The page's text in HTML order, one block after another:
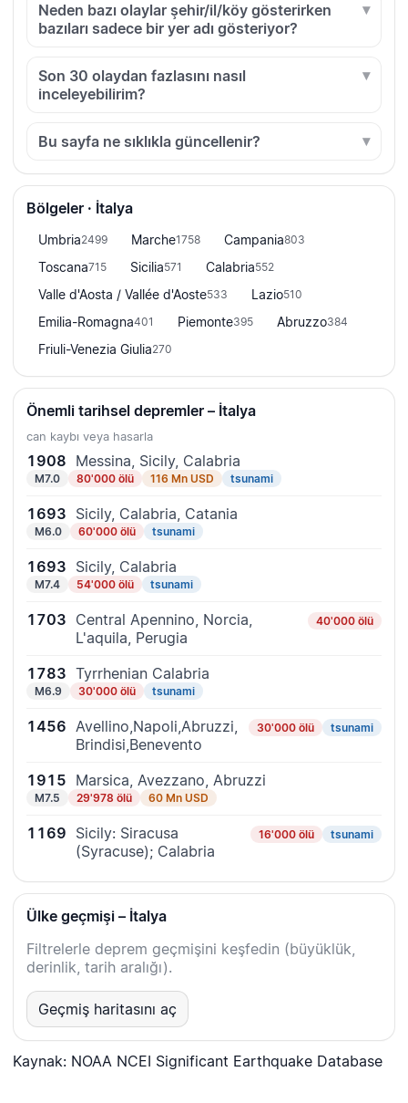
Neden bazı olaylar şehir/il/köy gösterirken
bazıları sadece bir yer adı gösteriyor?
Son 30 olaydan fazlasını nasıl
inceleyebilirim?
Bu sayfa ne sıklıkla güncellenir?
Bölgeler · İtalya
Umbria2499 Marche1758 Campania803
Toscana715 Sicilia571 Calabria552
Valle d'Aosta / Vallée d'Aoste533 Lazio510
Emilia-Romagna401 Piemonte395 Abruzzo384
Friuli-Venezia Giulia270
Önemli tarihsel depremler – İtalya
can kaybı veya hasarla
1908 Messina, Sicily, Calabria
M7.0 80'000 ölü 116 Mn USD tsunami
1693 Sicily, Calabria, Catania
M6.0 60'000 ölü tsunami
1693 Sicily, Calabria
M7.4 54'000 ölü tsunami
1703 Central Apennino, Norcia,
L'aquila, Perugia
40'000 ölü
1783 Tyrrhenian Calabria
M6.9 30'000 ölü tsunami
1456 Avellino,Napoli,Abruzzi,
Brindisi,Benevento
30'000 ölü tsunami
1915 Marsica, Avezzano, Abruzzi
M7.5 29'978 ölü 60 Mn USD
1169 Sicily: Siracusa
(Syracuse); Calabria
16'000 ölü tsunami
Ülke geçmişi – İtalya
Filtrelerle deprem geçmişini keşfedin (büyüklük,
derinlik, tarih aralığı).
Geçmiş haritasını aç
Kaynak: NOAA NCEI Significant Earthquake Database